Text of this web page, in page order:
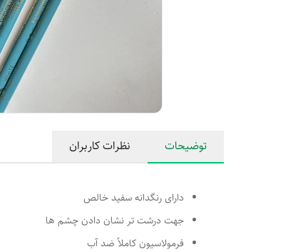
توضیحات نظرات کاربران
دارای رنگدانه سفید خالص
جهت درشت‌ تر نشان دادن چشم‌ ها
فرمولاسیون کاملاً ضد آب